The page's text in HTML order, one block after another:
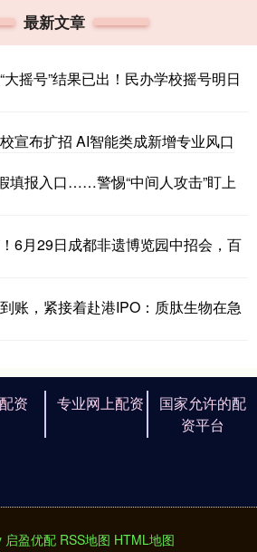
最新文章
摇号”结果已出！民办学校摇号明日
宣布扩招 AI智能类成新增专业风口
填报入口……警惕“中间人攻击”盯上
6月29日成都非遗博览园中招会，百
账，紧接着赴港IPO：质肽生物在急
资 专业网上配资
国家允许的配
资平台
启盈优配 RSS地图 HTML地图